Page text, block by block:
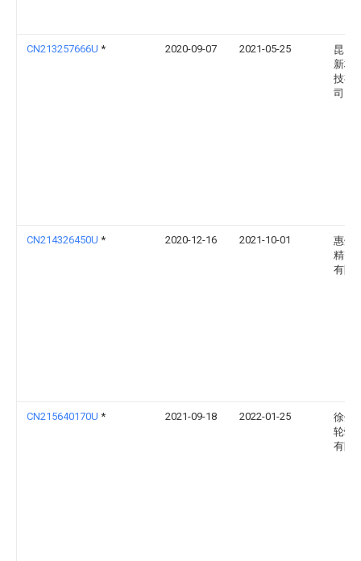
CN213257666U * 2020-09-07 2021-05-25
昆山
新材
技有
司
CN214326450U * 2020-12-16 2021-10-01
惠州
精密
有限
CN215640170U * 2021-09-18 2022-01-25
徐州
轮毂
有限